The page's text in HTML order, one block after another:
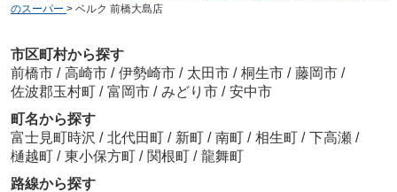
のスーパー > ベルク 前橋大島店
市区町村から探す
前橋市 / 高崎市 / 伊勢崎市 / 太田市 / 桐生市 / 藤岡市 /
佐波郡玉村町 / 富岡市 / みどり市 / 安中市
町名から探す
富士見町時沢 / 北代田町 / 新町 / 南町 / 相生町 / 下高瀬 /
樋越町 / 東小保方町 / 関根町 / 龍舞町
路線から探す